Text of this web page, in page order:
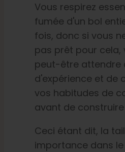
Vous respirez
fumée d'un bol
fois, donc si vous
pas prêt pour cela,
peut-être attendre
d'expérience et de
vos habitudes de
avant de
Ceci étant dit, la
importance dans